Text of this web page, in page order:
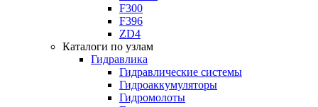
F300
F396
ZD4
Каталоги по узлам
Гидравлика
Гидравлические системы
Гидроаккумуляторы
Гидромолоты